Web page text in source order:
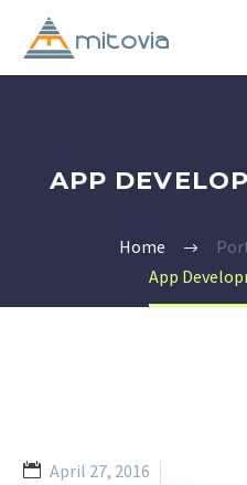
APP
Home
App
April 27, 2016